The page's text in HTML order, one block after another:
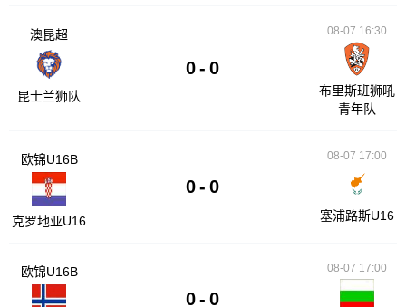
澳昆超
昆士兰狮队
0 - 0
08-07 16:30
布里斯班狮吼
青年队
欧锦U16B
克罗地亚U16
0 - 0
08-07 17:00
塞浦路斯U16
欧锦U16B
0 - 0
08-07 17:00